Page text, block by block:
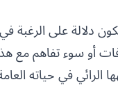
دلالة على الرغبة
أو سوء تفاهم مع
الرائي في حياته